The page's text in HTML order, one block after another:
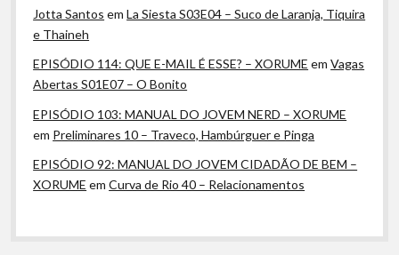
Jotta Santos emLa Siesta S03E04 – Suco de Laranja, Tiquira
e Thaineh
EPISÓDIO 114: QUE E-MAIL É ESSE? – XORUME emVagas
Abertas S01E07 – O Bonito
EPISÓDIO 103: MANUAL DO JOVEM NERD – XORUME
em Preliminares 10 – Traveco, Hambúrguer e Pinga
EPISÓDIO 92: MANUAL DO JOVEM CIDADÃO DE BEM –
XORUME emCurva de Rio 40 – Relacionamentos